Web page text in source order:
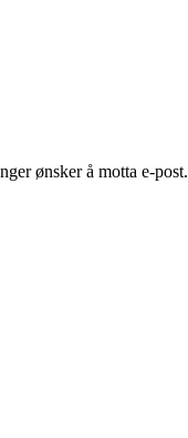
ønsker å motta e-post.